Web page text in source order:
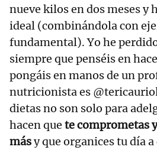
nueve kilos en dos meses y
ideal (combinándola con
fundamental). Yo he
siempre que penséis en
pongáis en manos de un
nutricionista es
dietas no son solo para
hacen que te comprometas
másy que organices tu día